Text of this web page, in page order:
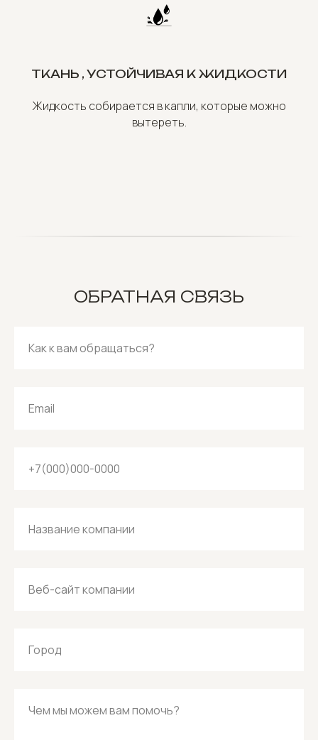
ТКАНЬ , УСТОЙЧИВАЯ К ЖИДКОСТИ
Жидкость собирается в капли, которые можно
вытереть.
ОБРАТНАЯ СВЯЗЬ
Как к вам обращаться?
Email
+7(000)000-0000
Название компании
Веб-сайт компании
Город
Чем мы можем вам помочь?